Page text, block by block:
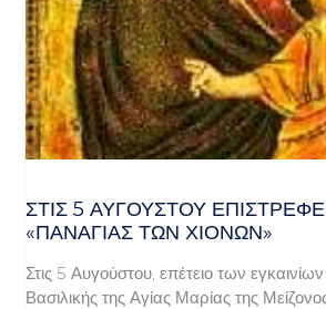
ΣΤΙΣ 5 ΑΥΓΟΎΣΤΟΥ
«ΠΑΝΑΓΊΑΣ ΤΩΝ ΧΙΌΝΩΝ»
Στις 5 Αυγούστου, επέτειο των
Βασιλικής της Αγίας Μαρίας της